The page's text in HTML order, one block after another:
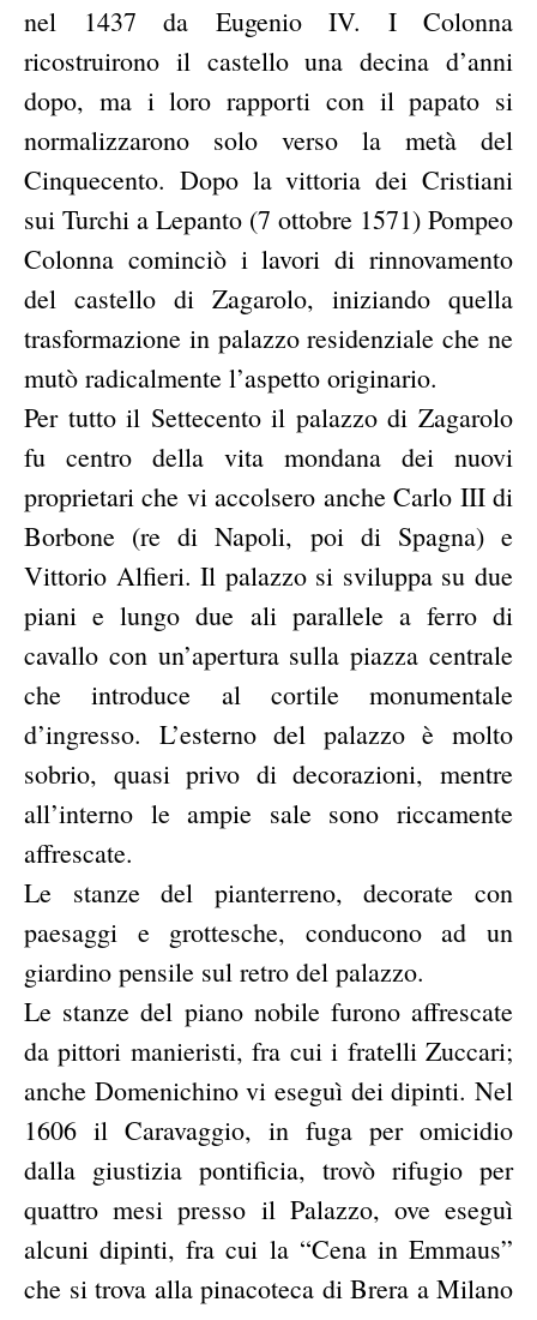
nel 1437 da Eugenio IV. I Colonna
ricostruirono il castello una decina d’anni
dopo, ma i loro rapporti con il papato si
normalizzarono solo verso la metà del
Cinquecento. Dopo la vittoria dei Cristiani
sui Turchi a Lepanto (7 ottobre 1571) Pompeo
Colonna cominciò i lavori di rinnovamento
del castello di Zagarolo, iniziando quella
trasformazione in palazzo residenziale che ne
mutò radicalmente l’aspetto originario.
Per tutto il Settecento il palazzo di Zagarolo
fu centro della vita mondana dei nuovi
proprietari che vi accolsero anche Carlo III di
Borbone (re di Napoli, poi di Spagna) e
Vittorio Alfieri. Il palazzo si sviluppa su due
piani e lungo due ali parallele a ferro di
cavallo con un’apertura sulla piazza centrale
che introduce al cortile monumentale
d’ingresso. L’esterno del palazzo è molto
sobrio, quasi privo di decorazioni, mentre
all’interno le ampie sale sono riccamente
affrescate.
Le stanze del pianterreno, decorate con
paesaggi e grottesche, conducono ad un
giardino pensile sul retro del palazzo.
Le stanze del piano nobile furono affrescate
da pittori manieristi, fra cui i fratelli Zuccari;
anche Domenichino vi eseguì dei dipinti. Nel
1606 il Caravaggio, in fuga per omicidio
dalla giustizia pontificia, trovò rifugio per
quattro mesi presso il Palazzo, ove eseguì
alcuni dipinti, fra cui la “Cena in Emmaus”
che si trova alla pinacoteca di Brera a Milano